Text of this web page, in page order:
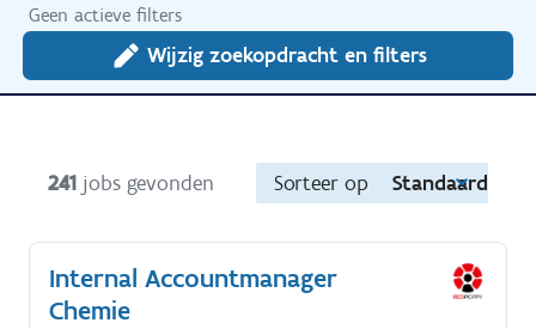
Geen actieve filters
Wijzig zoekopdracht en filters
241 jobs gevonden Sorteer op Standaard
Internal Accountmanager
Chemie